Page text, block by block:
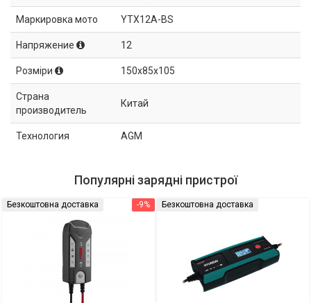
Маркировка мото YTX12A-BS
Напряжение 12
Розміри 150x85x105
Страна
производитель
Китай
Технология AGM
Популярні зарядні пристрої
-9%
Безкоштовна доставка Безкоштовна доставка